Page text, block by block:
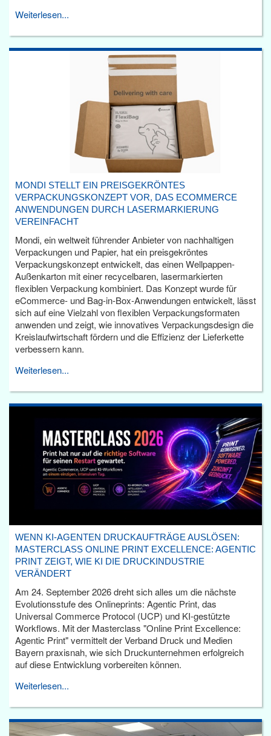
Weiterlesen...
MONDI STELLT EIN PREISGEKRÖNTES
VERPACKUNGSKONZEPT VOR, DAS ECOMMERCE
ANWENDUNGEN DURCH LASERMARKIERUNG
VEREINFACHT
Mondi, ein weltweit führender Anbieter von nachhaltigen
Verpackungen und Papier, hat ein preisgekröntes
Verpackungskonzept entwickelt, das einen Wellpappen-
Außenkarton mit einer recycelbaren, lasermarkierten
flexiblen Verpackung kombiniert. Das Konzept wurde für
eCommerce- und Bag-in-Box-Anwendungen entwickelt, lässt
sich auf eine Vielzahl von flexiblen Verpackungsformaten
anwenden und zeigt, wie innovatives Verpackungsdesign die
Kreislaufwirtschaft fördern und die Effizienz der Lieferkette
verbessern kann.
Weiterlesen...
WENN KI-AGENTEN DRUCKAUFTRÄGE AUSLÖSEN:
MASTERCLASS ONLINE PRINT EXCELLENCE: AGENTIC
PRINT ZEIGT, WIE KI DIE DRUCKINDUSTRIE
VERÄNDERT
Am 24. September 2026 dreht sich alles um die nächste
Evolutionsstufe des Onlineprints: Agentic Print, das
Universal Commerce Protocol (UCP) und KI-gestützte
Workflows. Mit der Masterclass "Online Print Excellence:
Agentic Print" vermittelt der Verband Druck und Medien
Bayern praxisnah, wie sich Druckunternehmen erfolgreich
auf diese Entwicklung vorbereiten können.
Weiterlesen...